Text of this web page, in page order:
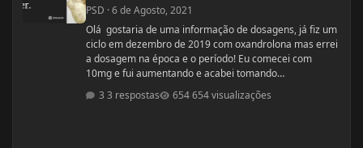
PSD ·6 de Agosto, 2021
Olá gostaria de uma informação de dosagens, já fiz um
ciclo em dezembro de 2019 com oxandrolona mas errei
a dosagem na época e o período! Eu comecei com
10mg e fui aumentando e acabei tomando
60mg porque entendi errado foram 4 semanas tive
ganhos de 5 quilos. Eu já treinava na época a 4 anos já
3 respostas 654 visualizações